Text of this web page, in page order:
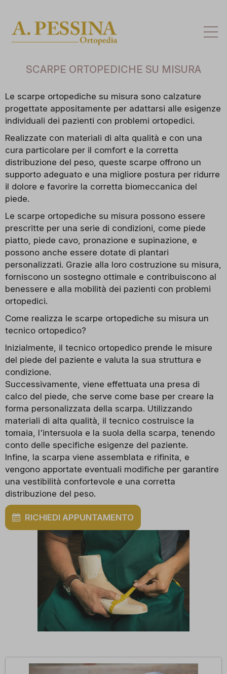
SCARPE ORTOPEDICHE SU MISURA
Le scarpe ortopediche su misura sono calzature
progettate appositamente per adattarsi alle esigenze
individuali dei pazienti con problemi ortopedici.
Realizzate con materiali di alta qualità e con una
cura particolare per il comfort e la corretta
distribuzione del peso, queste scarpe offrono un
supporto adeguato e una migliore postura per ridurre
il dolore e favorire la corretta biomeccanica del
piede.
Le scarpe ortopediche su misura possono essere
prescritte per una serie di condizioni, come piede
piatto, piede cavo, pronazione e supinazione, e
possono anche essere dotate di plantari
personalizzati. Grazie alla loro costruzione su misura,
forniscono un sostegno ottimale e contribuiscono al
benessere e alla mobilità dei pazienti con problemi
ortopedici.
Come realizza le scarpe ortopediche su misura un
tecnico ortopedico?
Inizialmente, il tecnico ortopedico prende le misure
del piede del paziente e valuta la sua struttura e
condizione.
Successivamente, viene effettuata una presa di
calco del piede, che serve come base per creare la
forma personalizzata della scarpa. Utilizzando
materiali di alta qualità, il tecnico costruisce la
tomaia, l'intersuola e la suola della scarpa, tenendo
conto delle specifiche esigenze del paziente.
Infine, la scarpa viene assemblata e rifinita, e
vengono apportate eventuali modifiche per garantire
una vestibilità confortevole e una corretta
distribuzione del peso.
RICHIEDI APPUNTAMENTO